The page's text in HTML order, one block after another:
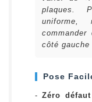
plaques.
uniforme,
côté
Pose
-Zéro